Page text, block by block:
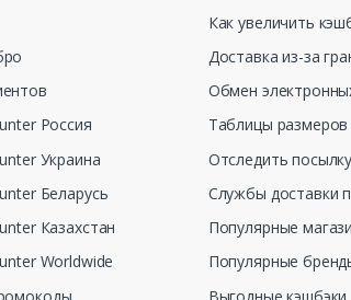
Россия
Украина
Беларусь
Казахстан
Worldwide
Как увеличить
Доставка из-за
Обмен
Таблицы размеров
Отследить посылку
Службы доставки
Популярные
Популярные
Выгодные кэшбэки